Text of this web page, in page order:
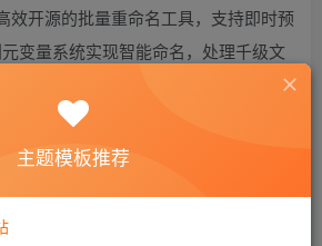
效开源的批量重命名工具，支持即时预
变量系统实现智能命名，处理千级文
免安装，兼容WinXP至Win11系统，完
景的批量命名需求，效率提升。
主题模板推荐